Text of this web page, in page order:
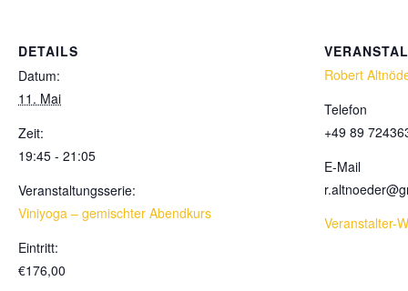
DETAILS
Datum:
11. Mai
Zeit:
19:45 - 21:05
Veranstaltungsserie:
Viniyoga – gemischter Abendkurs
Eintritt:
€176,00
Robert
Telefon
+49 89
E-Mail
Veranstalter-